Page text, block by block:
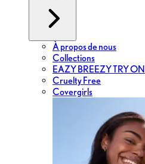
À propos de nous
Collections
EAZY BREEZY TRY ON
Cruelty Free
Covergirls